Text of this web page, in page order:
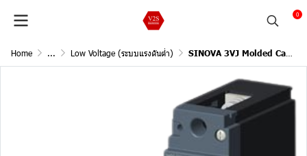
0
Home ... Low Voltage (ระบบแรงดันต่ำ) SINOVA 3VJ Molded Case Circuit Breakers /1Pole, 25kA@240V AC,50/60Hz (Current In 50A)